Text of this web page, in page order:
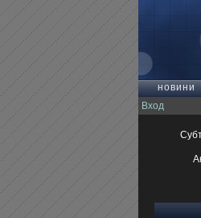
новини
Вход